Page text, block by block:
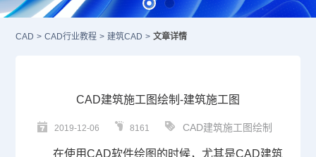
CAD > CAD行业教程 > 建筑CAD > 文章详情
CAD建筑施工图绘制-建筑施工图
2019-12-06 8161 CAD建筑施工图绘制
在使用CAD软件绘图的时候，尤其是CAD建筑